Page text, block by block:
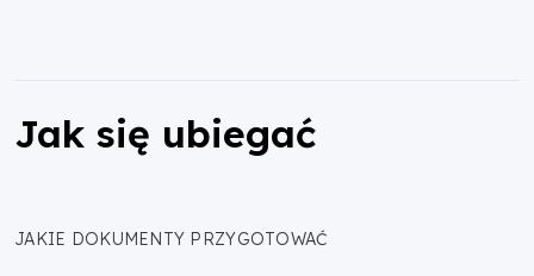
Jak się ubiegać
JAKIE DOKUMENTY PRZYGOTOWAĆ